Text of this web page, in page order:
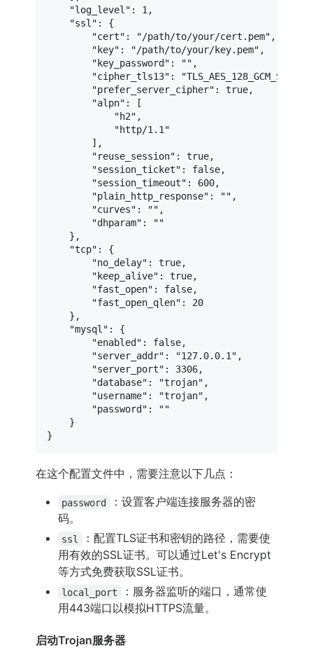
"log_level" : 1,
"ssl" :
{
"cert" : "/path/to/your/cert.pem" ,
"key" : "/path/to/your/key.pem" ,
"key_password" : "" ,
"cipher_tls13" :
"prefer_server_cipher" : true,
"alpn" :
[
"h2" ,
"http/1.1"
] ,
"reuse_session" : true,
"session_ticket" : false,
"session_timeout" : 600,
"plain_http_response" : "" ,
"curves" : "" ,
"dhparam" :
""
} ,
"tcp" :
{
"no_delay" : true,
"keep_alive" : true,
"fast_open" : false,
"fast_open_qlen" :
20
} ,
"mysql" :
{
"enabled" : false,
"server_addr" : "127.0.0.1" ,
"server_port" : 3306,
"database" : "trojan" ,
"username" : "trojan" ,
"password" :
""
}
}
在这个配置文件中，需要注意以下几点：
password
：设置客户端连接服务器的密
码。
ssl
：配置TLS证书和密钥的路径，需要使
用有效的SSL证书。可以通过Let's Encrypt
等方式免费获取SSL证书。
local_port
：服务器监听的端口，通常使
用443端口以模拟HTTPS流量。
启动Trojan服务器